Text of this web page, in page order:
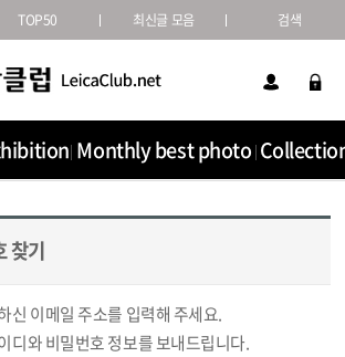
TOP50 최신글 모음 검색
Monthly best photo
찾기
신 이메일 주소를 입력해 주세요.
디와 비밀번호 정보를 보내드립니다.